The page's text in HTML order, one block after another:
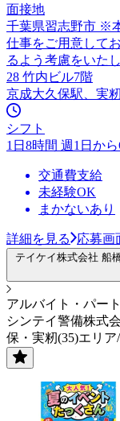
面接地
千葉県習志野市 ※
仕事をご用意して
るよう考慮をいた
28 竹内ビル7階
京成大久保駅、実
シフト
1日8時間 週1日か
交通費支給
未経験OK
まかないあり
詳細を見る 応募画
テイケイ株式会社 船
アルバイト・パート
シンテイ警備株式
保・実籾(35)エリア